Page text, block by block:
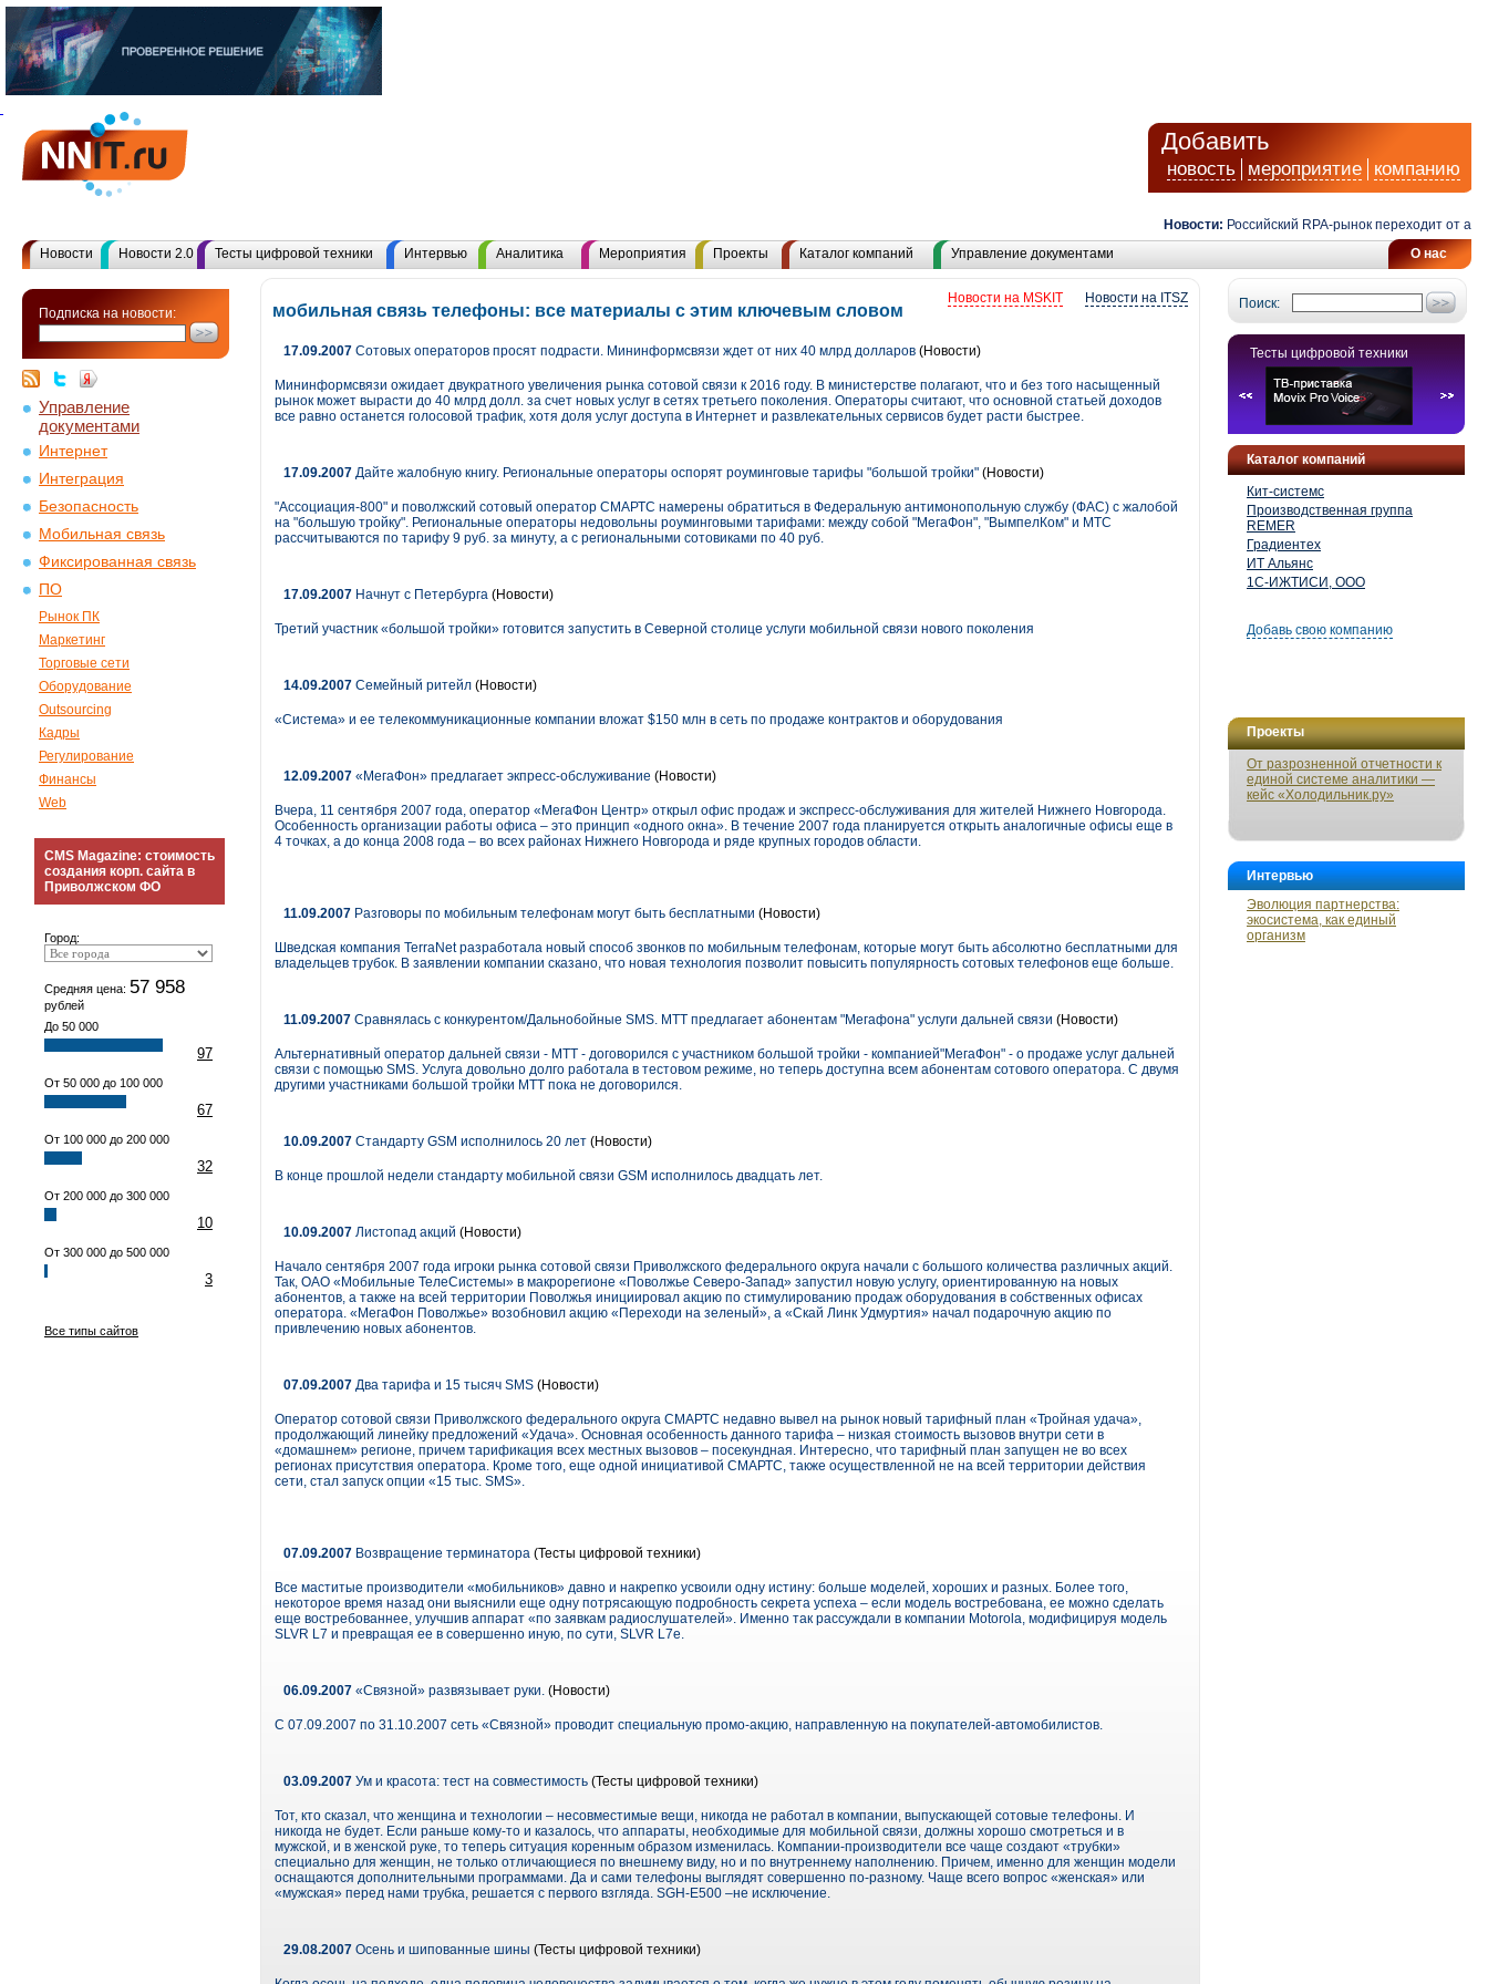
Добавить
новость мероприятие компанию
Новости: Российский RPA-рынок переходит от
О нас
Новости Новости 2.0 Тесты цифровой техники Интервью Аналитика Мероприятия Проекты Каталог компаний Управление документами
Подписка на новости:
Управление
документами
Интернет
Интеграция
Безопасность
Мобильная связь
Фиксированная связь
ПО
Рынок ПК
Маркетинг
Торговые сети
Оборудование
Outsourcing
Кадры
Регулирование
Финансы
Web
CMS Magazine: стоимость
создания корп. сайта в
Приволжском ФО
Город:
Средняя цена: 57 958
рублей
До 50 000
97
От 50 000 до 100 000
67
От 100 000 до 200 000
32
От 200 000 до 300 000
10
От 300 000 до 500 000
3
Все типы сайтов
Поиск:
Тесты цифровой техники
Каталог компаний
Кит-системс
Производственная группа
REMER
Градиентех
ИТ Альянс
1С-ИЖТИСИ, ООО
Добавь свою компанию
Проекты
От разрозненной отчетности к
единой системе аналитики —
кейс «Холодильник.ру»
Интервью
Эволюция партнерства:
экосистема, как единый
организм
Новости на ITSZ
Новости на MSKIT
мобильная связь телефоны: все материалы с этим ключевым словом
17.09.2007 Сотовых операторов просят подрасти. Мининформсвязи ждет от них 40 млрд долларов (Новости)
Мининформсвязи ожидает двукратного увеличения рынка сотовой связи к 2016 году. В министерстве полагают, что и без того насыщенный
рынок может вырасти до 40 млрд долл. за счет новых услуг в сетях третьего поколения. Операторы считают, что основной статьей доходов
все равно останется голосовой трафик, хотя доля услуг доступа в Интернет и развлекательных сервисов будет расти быстрее.
17.09.2007 Дайте жалобную книгу. Региональные операторы оспорят роуминговые тарифы "большой тройки" (Новости)
"Ассоциация-800" и поволжский сотовый оператор СМАРТС намерены обратиться в Федеральную антимонопольную службу (ФАС) с жалобой
на "большую тройку". Региональные операторы недовольны роуминговыми тарифами: между собой "МегаФон", "ВымпелКом" и МТС
рассчитываются по тарифу 9 руб. за минуту, а с региональными сотовиками по 40 руб.
17.09.2007 Начнут с Петербурга (Новости)
Третий участник «большой тройки» готовится запустить в Северной столице услуги мобильной связи нового поколения
14.09.2007 Семейный ритейл (Новости)
«Система» и ее телекоммуникационные компании вложат $150 млн в сеть по продаже контрактов и оборудования
12.09.2007 «МегаФон» предлагает экпресс-обслуживание (Новости)
Вчера, 11 сентября 2007 года, оператор «МегаФон Центр» открыл офис продаж и экспресс-обслуживания для жителей Нижнего Новгорода.
Особенность организации работы офиса – это принцип «одного окна». В течение 2007 года планируется открыть аналогичные офисы еще в
4 точках, а до конца 2008 года – во всех районах Нижнего Новгорода и ряде крупных городов области.
11.09.2007 Разговоры по мобильным телефонам могут быть бесплатными (Новости)
Шведская компания TerraNet разработала новый способ звонков по мобильным телефонам, которые могут быть абсолютно бесплатными для
владельцев трубок. В заявлении компании сказано, что новая технология позволит повысить популярность сотовых телефонов еще больше.
11.09.2007 Сравнялась с конкурентом/Дальнобойные SMS. МТТ предлагает абонентам "Мегафона" услуги дальней связи (Новости)
Альтернативный оператор дальней связи - МТТ - договорился с участником большой тройки - компанией"МегаФон" - о продаже услуг дальней
связи с помощью SMS. Услуга довольно долго работала в тестовом режиме, но теперь доступна всем абонентам сотового оператора. С двумя
другими участниками большой тройки МТТ пока не договорился.
10.09.2007 Стандарту GSM исполнилось 20 лет (Новости)
В конце прошлой недели стандарту мобильной связи GSM исполнилось двадцать лет.
10.09.2007 Листопад акций (Новости)
Начало сентября 2007 года игроки рынка сотовой связи Приволжского федерального округа начали с большого количества различных акций.
Так, ОАО «Мобильные ТелеСистемы» в макрорегионе «Поволжье Северо-Запад» запустил новую услугу, ориентированную на новых
абонентов, а также на всей территории Поволжья инициировал акцию по стимулированию продаж оборудования в собственных офисах
оператора. «МегаФон Поволжье» возобновил акцию «Переходи на зеленый», а «Скай Линк Удмуртия» начал подарочную акцию по
привлечению новых абонентов.
07.09.2007 Два тарифа и 15 тысяч SMS (Новости)
Оператор сотовой связи Приволжского федерального округа СМАРТС недавно вывел на рынок новый тарифный план «Тройная удача»,
продолжающий линейку предложений «Удача». Основная особенность данного тарифа – низкая стоимость вызовов внутри сети в
«домашнем» регионе, причем тарификация всех местных вызовов – посекундная. Интересно, что тарифный план запущен не во всех
регионах присутствия оператора. Кроме того, еще одной инициативой СМАРТС, также осуществленной не на всей территории действия
сети, стал запуск опции «15 тыс. SMS».
07.09.2007 Возвращение терминатора (Тесты цифровой техники)
Все маститые производители «мобильников» давно и накрепко усвоили одну истину: больше моделей, хороших и разных. Более того,
некоторое время назад они выяснили еще одну потрясающую подробность секрета успеха – если модель востребована, ее можно сделать
еще востребованнее, улучшив аппарат «по заявкам радиослушателей». Именно так рассуждали в компании Motorola, модифицируя модель
SLVR L7 и превращая ее в совершенно иную, по сути, SLVR L7е.
06.09.2007 «Связной» развязывает руки. (Новости)
С 07.09.2007 по 31.10.2007 сеть «Связной» проводит специальную промо-акцию, направленную на покупателей-автомобилистов.
03.09.2007 Ум и красота: тест на совместимость (Тесты цифровой техники)
Тот, кто сказал, что женщина и технологии – несовместимые вещи, никогда не работал в компании, выпускающей сотовые телефоны. И
никогда не будет. Если раньше кому-то и казалось, что аппараты, необходимые для мобильной связи, должны хорошо смотреться и в
мужской, и в женской руке, то теперь ситуация коренным образом изменилась. Компании-производители все чаще создают «трубки»
специально для женщин, не только отличающиеся по внешнему виду, но и по внутреннему наполнению. Причем, именно для женщин модели
оснащаются дополнительными программами. Да и сами телефоны выглядят совершенно по-разному. Чаще всего вопрос «женская» или
«мужская» перед нами трубка, решается с первого взгляда. SGH-E500 –не исключение.
29.08.2007 Осень и шипованные шины (Тесты цифровой техники)